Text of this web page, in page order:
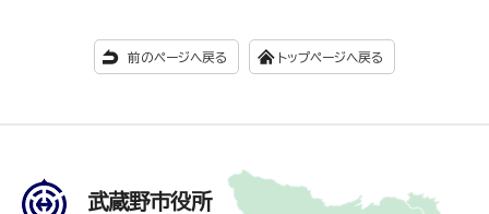
前のページへ戻る トップページへ戻る
武蔵野市役所